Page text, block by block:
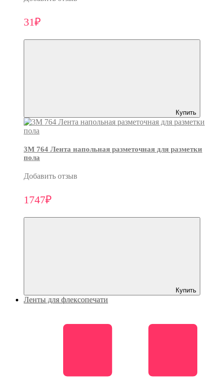
31₽
Купить
3M 764 Лента напольная разметочная для разметки
пола
Добавить отзыв
1747₽
Купить
Ленты для флексопечати